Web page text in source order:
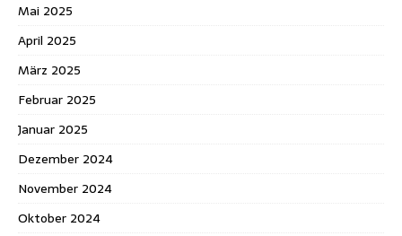
Mai 2025
April 2025
März 2025
Februar 2025
Januar 2025
Dezember 2024
November 2024
Oktober 2024